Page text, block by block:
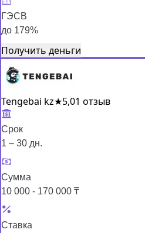
ГЭСВ
до 179%
Получить деньги
Tengebai kz★5,01 отзыв
Срок
1 – 30 дн.
Сумма
10 000 - 170 000 ₸
Ставка